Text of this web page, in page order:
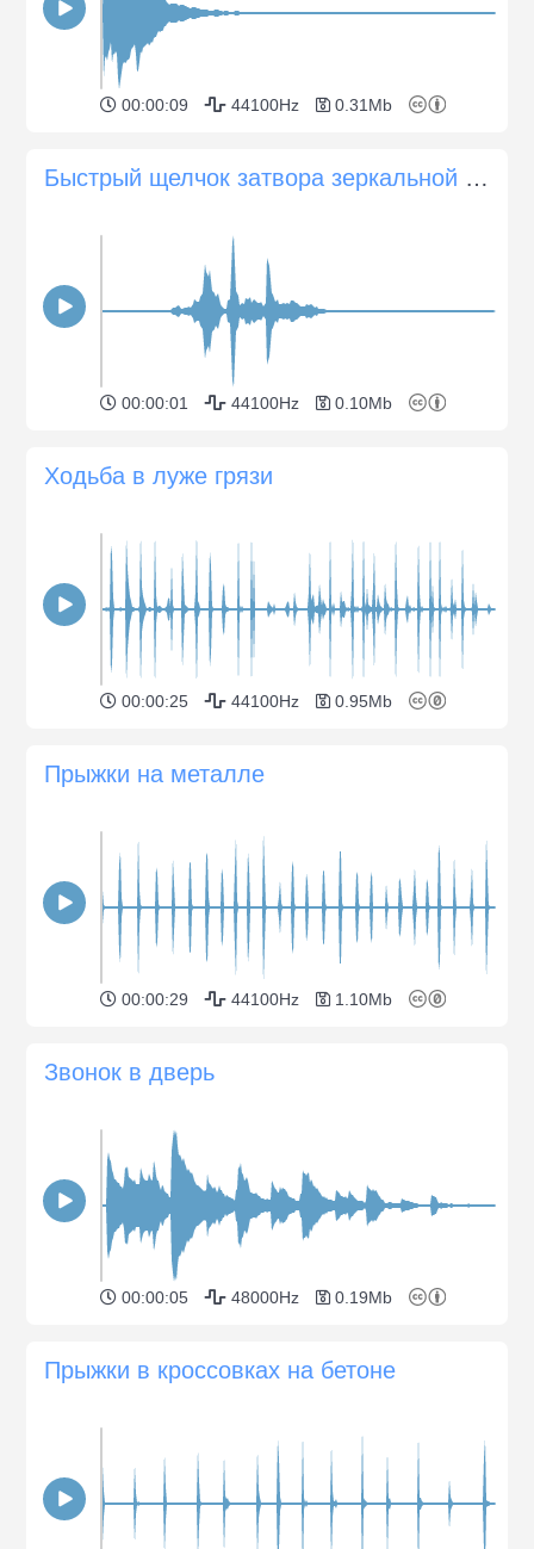
00:00:09 44100Hz 0.31Mb
Быстрый щелчок затвора зеркальной фотокамеры
00:00:01 44100Hz 0.10Mb
Ходьба в луже грязи
00:00:25 44100Hz 0.95Mb
Прыжки на металле
00:00:29 44100Hz 1.10Mb
Звонок в дверь
00:00:05 48000Hz 0.19Mb
Прыжки в кроссовках на бетоне